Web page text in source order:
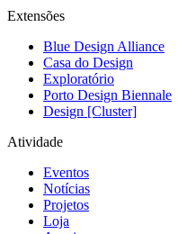
Extensões
Blue Design Alliance
Casa do Design
Exploratório
Porto Design Biennale
Design [Cluster]
Atividade
Eventos
Notícias
Projetos
Loja